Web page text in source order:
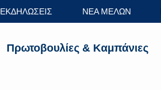
ΕΚΔΗΛΩΣΕΙΣ ΝΕΑ ΜΕΛΩΝ
Πρωτοβουλίες & Καμπάνιες